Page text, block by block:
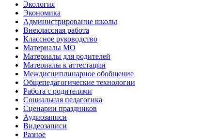
Экология
Экономика
Администрирование школы
Внеклассная работа
Классное руководство
Материалы МО
Материалы для родителей
Материалы к аттестации
Междисциплинарное обобщение
Общепедагогические технологии
Работа с родителями
Социальная педагогика
Сценарии праздников
Аудиозаписи
Видеозаписи
Разное